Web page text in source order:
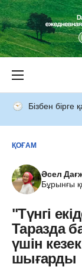
Бізбен бірге
ҚОҒАМ
Әсел
Бұрынғы
"Түнгі
Таразда
үшін
шығарды